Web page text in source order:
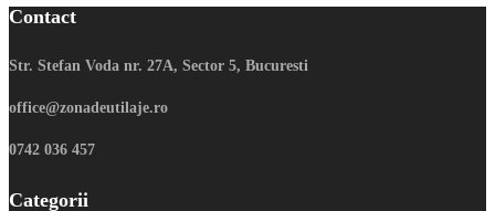
Contact
Str. Stefan Voda nr. 27A, Sector 5, Bucuresti
office@zonadeutilaje.ro
0742 036 457
Categorii